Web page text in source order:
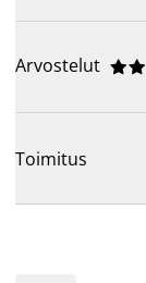
Arvostelut 


Toimitus